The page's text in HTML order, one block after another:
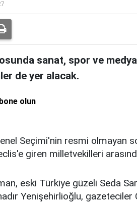
sanat, spor ve
de yer alacak.
olun
Seçimi'nin resmi olmayan
giren milletvekilleri
eski Türkiye güzeli Seda
Yenişehirlioğlu,